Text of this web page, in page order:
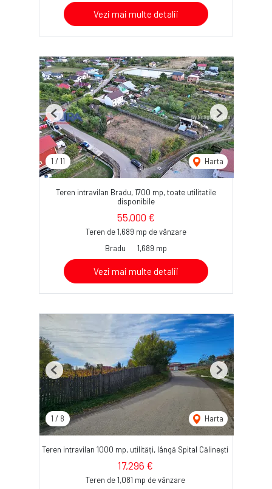
Vezi mai multe detalii
1 / 11 Harta
Previous Next
Teren intravilan Bradu, 1700 mp, toate utilitatile
disponibile
55,000 €
Teren de 1,689 mp de vânzare
Bradu
1,689 mp
Vezi mai multe detalii
1 / 8 Harta
Previous Next
Teren intravilan 1000 mp, utilități, lângă Spital Călinești
17,296 €
Teren de 1,081 mp de vânzare